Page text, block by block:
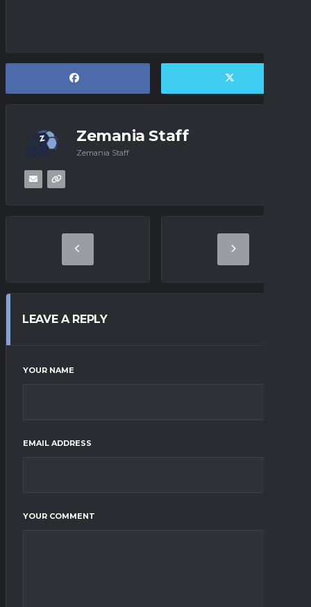
Zemania Staff
Zemania Staff
LEAVE A REPLY
YOUR NAME
EMAIL ADDRESS
YOUR COMMENT